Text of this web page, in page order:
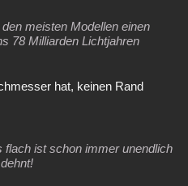
meisten Modellen einen
78 Milliarden Lichtjahren
hat, keinen Rand
ist schon immer unendlich